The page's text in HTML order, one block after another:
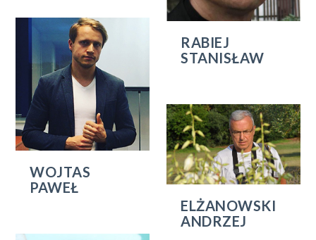
WOJTAS
PAWEŁ
RABIEJ
STANISŁAW
ELŻANOWSKI
ANDRZEJ